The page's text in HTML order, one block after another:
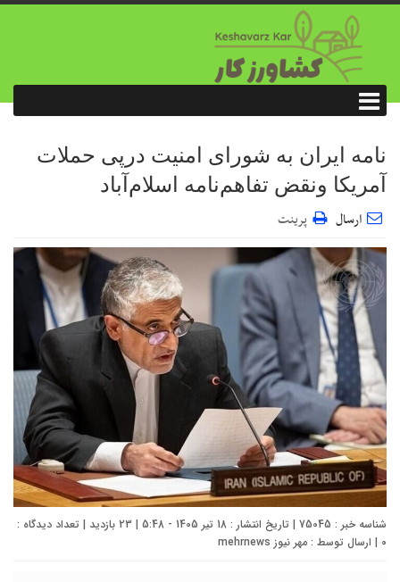
نامه ایران به شورای امنیت درپی حملات
آمریکا ونقض تفاهم‌نامه اسلام‌آباد
ارسال پرینت
شناسه خبر : 75045 | تاریخ انتشار : 18 تیر 1405 - 5:48 | 23 بازدید | تعداد دیدگاه :
۰ | ارسال توسط : مهر نیوز mehrnews